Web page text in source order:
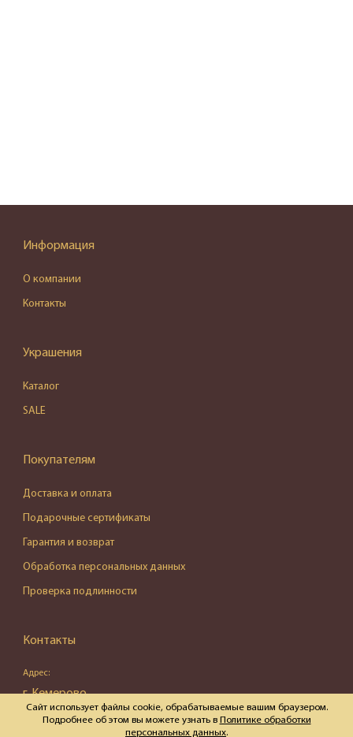
Информация
О компании
Контакты
Украшения
Каталог
SALE
Покупателям
Доставка и оплата
Подарочные сертификаты
Гарантия и возврат
Обработка персональных данных
Проверка подлинности
Контакты
Адрес:
г. Кемерово,
ул. Весенняя, д. 16, пом. 87
Сайт использует файлы cookie, обрабатываемые вашим браузером.
Подробнее об этом вы можете узнать в Политике обработки
персональных данных.